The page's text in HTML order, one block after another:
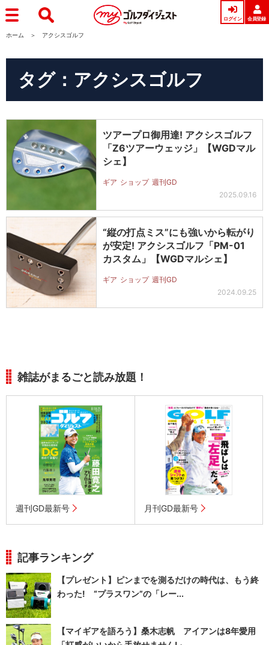
ログイン 会員登録
ホーム アクシスゴルフ
タグ：アクシスゴルフ
ツアープロ御用達! アクシスゴルフ
「Z6ツアーウェッジ」【WGDマル
シェ】
ギア ショップ 週刊GD
2025.09.16
“縦の打点ミス”にも強いから転がり
が安定! アクシスゴルフ「PM-01
カスタム」【WGDマルシェ】
ギア ショップ 週刊GD
2024.09.25
雑誌がまるごと読み放題！
週刊GD最新号 月刊GD最新号
記事ランキング
【プレゼント】ピンまでを測るだけの時代は、もう終
わった! “プラスワン”の「レー...
【マイギアを語ろう】桑木志帆 アイアンは8年愛用